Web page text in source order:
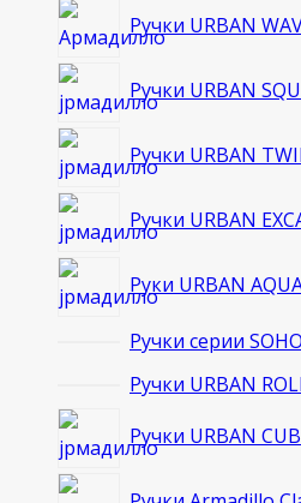
Ручки URBAN
Ручки URBAN
Ручки URBAN
Ручки URBAN
Руки URBAN
Ручки серии SOHO
Ручки URBAN
Ручки URBAN